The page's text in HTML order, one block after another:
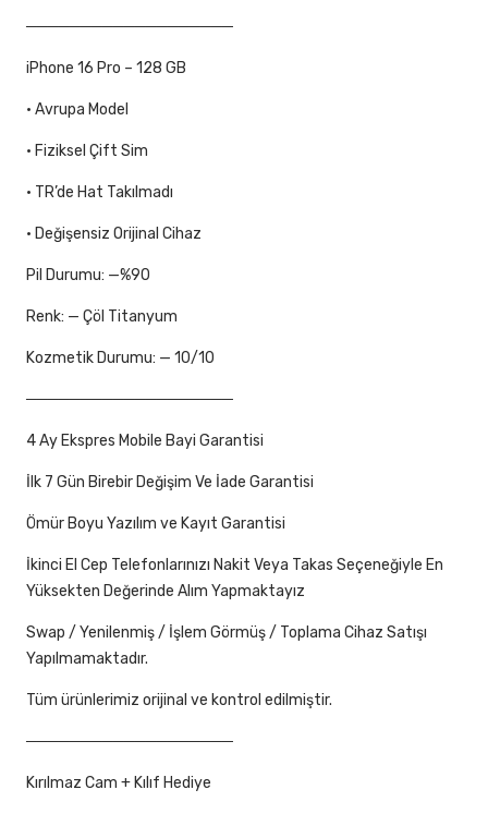
───────────────────
iPhone 16 Pro – 128 GB
• Avrupa Model
• Fiziksel Çift Sim
• TR’de Hat Takılmadı
• Değişensiz Orijinal Cihaz
Pil Durumu: —%90
Renk: — Çöl Titanyum
Kozmetik Durumu: — 10/10
───────────────────
4 Ay Ekspres Mobile Bayi Garantisi
İlk 7 Gün Birebir Değişim Ve İade Garantisi
Ömür Boyu Yazılım ve Kayıt Garantisi
İkinci El Cep Telefonlarınızı Nakit Veya Takas Seçeneğiyle En
Yüksekten Değerinde Alım Yapmaktayız
Swap / Yenilenmiş / İşlem Görmüş / Toplama Cihaz Satışı
Yapılmamaktadır.
Tüm ürünlerimiz orijinal ve kontrol edilmiştir.
───────────────────
Kırılmaz Cam + Kılıf Hediye